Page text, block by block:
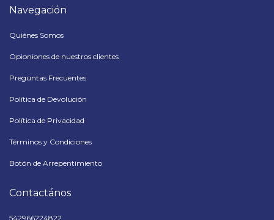
Navegación
Quiénes Somos
Opioniones de nuestros clientes
Preguntas Frecuentes
Política de Devolución
Política de Privacidad
Términos y Condiciones
Botón de Arrepentimiento
Contactános
542966224822